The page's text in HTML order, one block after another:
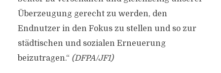
Überzeugung gerecht zu werden, den
Endnutzer in den Fokus zu stellen und so zur
städtischen und sozialen Erneuerung
beizutragen.“ (DFPA/JF1)